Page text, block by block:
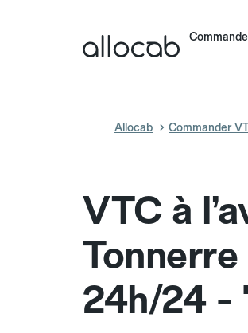
Allocab Commander
VTC à
Tonnerre
24h/24 -